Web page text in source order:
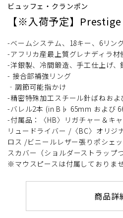
ビュッフェ・クランポン
【※入荷予定】Prestige
-ベームシステム、18キー、6リン
-アフリカ産最上質グレナディラ材
-洋銀製、冷間鍛造、手工仕上げ、
- 接合部補強リング
‐調節可能指かけ
-精密特殊加工スチール針ばねおよ
-バレル2本 (in B♭ 65mm および
-付属品：〈HB〉リガチャー＆キ
リュードライバー /〈BC〉オリジ
ロス /ビニールレザー張りポシェ
スカバー（ショルダーストラップつ
※マウスピースは付属しておりませ
商品詳